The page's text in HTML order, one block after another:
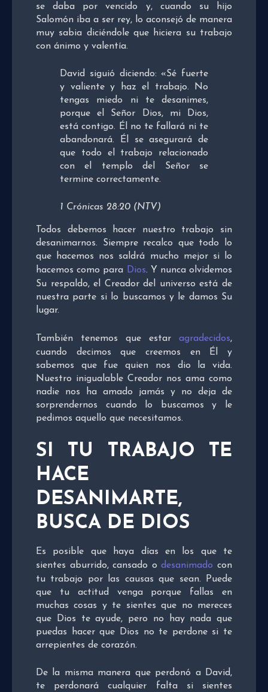
se daba por vencido y, cuando su hijo
Salomón iba a ser rey, lo aconsejó de manera
muy sabia diciéndole que hiciera su trabajo
con ánimo y valentía.
David siguió diciendo: «Sé fuerte
y valiente y haz el trabajo. No
tengas miedo ni te desanimes,
porque el Señor Dios, mi Dios,
está contigo. Él no te fallará ni te
abandonará. Él se asegurará de
que todo el trabajo relacionado
con el templo del Señor se
termine correctamente.
1 Crónicas 28:20 (NTV)
Todos debemos hacer nuestro trabajo sin
desanimarnos. Siempre recalco que todo lo
que hacemos nos saldrá mucho mejor si lo
hacemos como para Dios. Y nunca olvidemos
Su respaldo, el Creador del universo está de
nuestra parte si lo buscamos y le damos Su
lugar.
También tenemos que estar agradecidos,
cuando decimos que creemos en Él y
sabemos que fue quien nos dio la vida.
Nuestro inigualable Creador nos ama como
nadie nos ha amado jamás y no deja de
sorprendernos cuando lo buscamos y le
pedimos aquello que necesitamos.
SI TU TRABAJO TE
HACE
DESANIMARTE,
BUSCA DE DIOS
Es posible que haya días en los que te
sientes aburrido, cansado odesanimadocon
tu trabajo por las causas que sean. Puede
que tu actitud venga porque fallas en
muchas cosas y te sientes que no mereces
que Dios te ayude, pero no hay nada que
puedas hacer que Dios no te perdone si te
arrepientes de corazón.
De la misma manera que perdonó a David,
te perdonará cualquier falta si sientes